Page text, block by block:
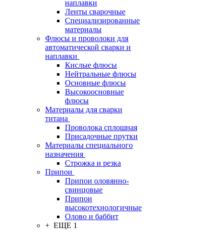
наплавки
Ленты сварочные
Специализированные
материалы
Флюсы и проволоки для
автоматической сварки и
наплавки
Кислые флюсы
Нейтральные флюсы
Основные флюсы
Высокоосновные
флюсы
Материалы для сварки
титана
Проволока сплошная
Присадочные прутки
Материалы специального
назначения
Строжка и резка
Припои
Припои оловянно-
свинцовые
Припои
высокотехнологичные
Олово и баббит
+ ЕЩЕ 1